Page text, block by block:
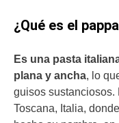
¿Qué es el
Es una pasta
plana y ancha, lo
guisos sustanciosos.
Toscana, Italia,